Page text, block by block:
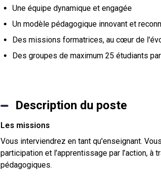
Une équipe dynamique et engagée
Un modèle pédagogique innovant et
Des missions formatrices, au cœur de
Des groupes de maximum 25 étudiants
Description du poste
Les missions
Vous interviendrez en tant qu'enseignant.
participation et l’apprentissage par l’action,
pédagogiques.